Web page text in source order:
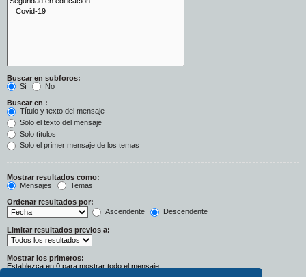
Buscar en subforos:
Sí
No
Buscar en :
Título y texto del mensaje
Solo el texto del mensaje
Solo títulos
Solo el primer mensaje de los temas
Mostrar resultados como:
Mensajes
Temas
Ordenar resultados por:
Ascendente
Descendente
Limitar resultados previos a:
Mostrar los primeros:
Establezca en 0 para mostrar todo el mensaje.